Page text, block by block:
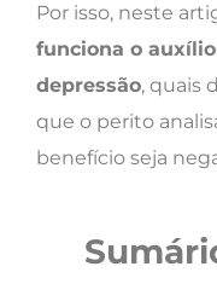
Por isso, neste
funciona o
depressão, quais
que o perito
benefício seja